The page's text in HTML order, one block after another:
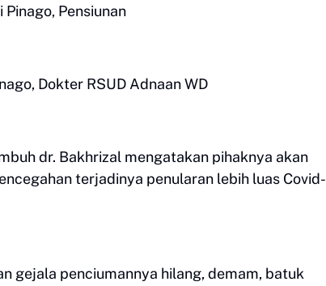
Pensiunan
Dokter RSUD Adnaan WD
dr. Bakhrizal mengatakan pihaknya akan
terjadinya penularan lebih luas Covid-
gejala penciumannya hilang, demam, batuk